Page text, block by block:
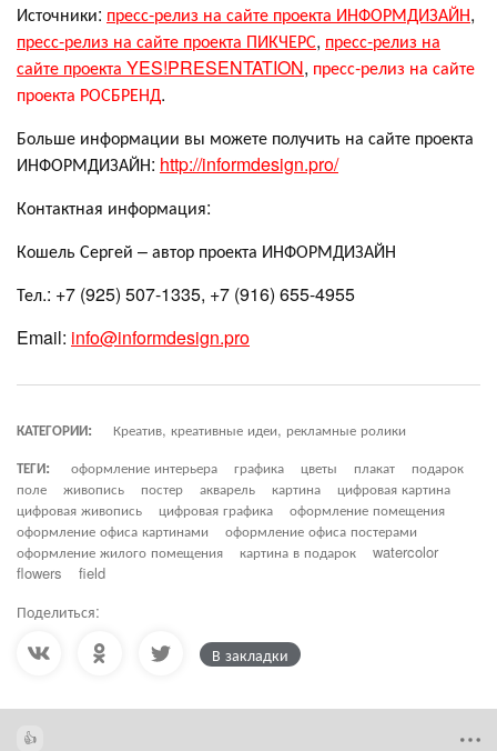
Источники: пресс-релиз на сайте проекта ИНФОРМДИЗАЙН,
пресс-релиз на сайте проекта ПИКЧЕРС, пресс-релиз на
сайте проекта YES!PRESENTATION, пресс-релиз на сайте
проекта РОСБРЕНД.
Больше информации вы можете получить на сайте проекта
ИНФОРМДИЗАЙН: http://informdesign.pro/
Контактная информация:
Кошель Сергей – автор проекта ИНФОРМДИЗАЙН
Тел.: +7 (925) 507-1335, +7 (916) 655-4955
Email: info@informdesign.pro
КАТЕГОРИИ:
Креатив, креативные идеи, рекламные ролики
ТЕГИ:
оформление интерьера графика цветы плакат
подарок
поле
живопись постер акварель картина
цифровая картина
цифровая живопись
цифровая графика
оформление помещения
оформление офиса картинами
оформление офиса постерами
оформление жилого помещения
картина в подарок
watercolor
flowers
field
Поделиться:
В закладки